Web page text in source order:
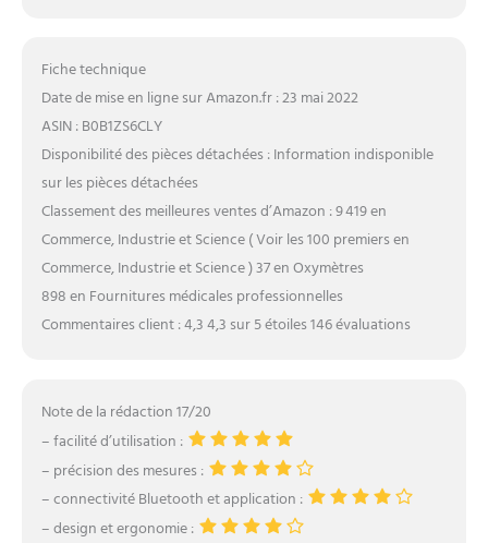
Fiche technique
Date de mise en ligne sur Amazon.fr : 23 mai 2022
ASIN : B0B1ZS6CLY
Disponibilité des pièces détachées : Information indisponible
sur les pièces détachées
Classement des meilleures ventes d’Amazon : 9 419 en
Commerce, Industrie et Science ( Voir les 100 premiers en
Commerce, Industrie et Science ) 37 en Oxymètres
898 en Fournitures médicales professionnelles
Commentaires client : 4,3 4,3 sur 5 étoiles 146 évaluations
Note de la rédaction 17/20
– facilité d’utilisation :
– précision des mesures :
– connectivité Bluetooth et application :
– design et ergonomie :